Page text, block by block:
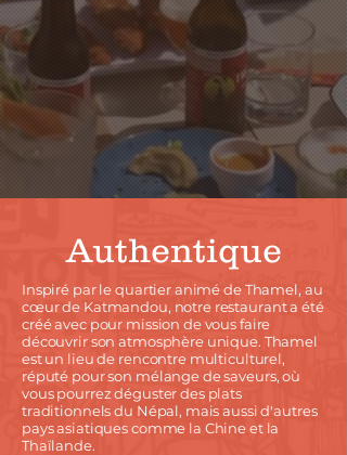
Authentique
Inspiré par le quartier animé de Thamel, au
cœur de Katmandou, notre restaurant a été
créé avec pour mission de vous faire
découvrir son atmosphère unique. Thamel
est un lieu de rencontre multiculturel,
réputé pour son mélange de saveurs, où
vous pourrez déguster des plats
traditionnels du Népal, mais aussi d'autres
pays asiatiques comme la Chine et la
Thaïlande.